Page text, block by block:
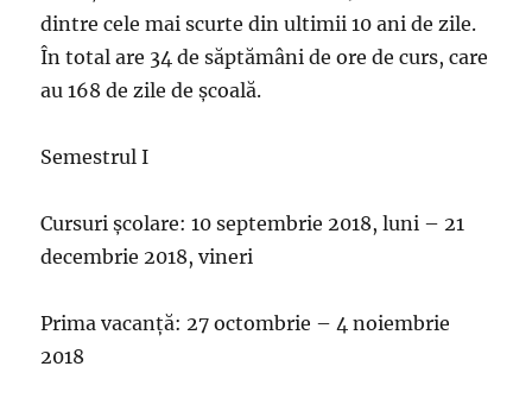
dintre cele mai scurte din ultimii 10 ani de zile.
În total are 34 de săptămâni de ore de curs, care
au 168 de zile de școală.
Semestrul I
Cursuri școlare: 10 septembrie 2018, luni – 21
decembrie 2018, vineri
Prima vacanță: 27 octombrie – 4 noiembrie
2018